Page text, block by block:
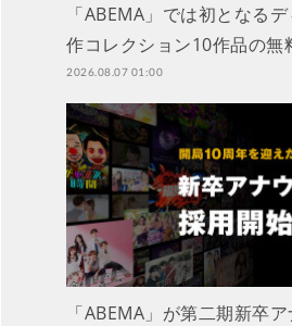
「ABEMA」では初となる
作コレクション10作品の無
2026.08.07 01:00
「ABEMA」が第二期新卒